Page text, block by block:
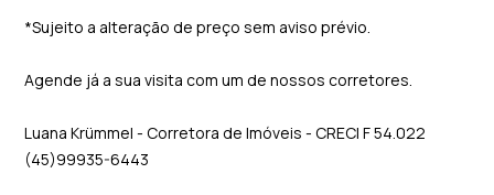
*Sujeito a alteração de preço sem aviso prévio.
Agende já a sua visita com um de nossos corretores.
Luana Krümmel - Corretora de Imóveis - CRECI F 54.022
(45)99935-6443